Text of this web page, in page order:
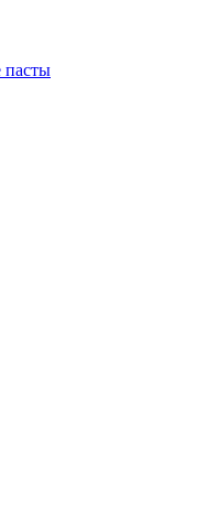
пасты